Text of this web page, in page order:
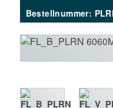
Bestellnummer: